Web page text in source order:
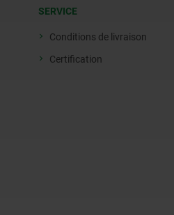
SERVICE
Conditions de livraison
Certification